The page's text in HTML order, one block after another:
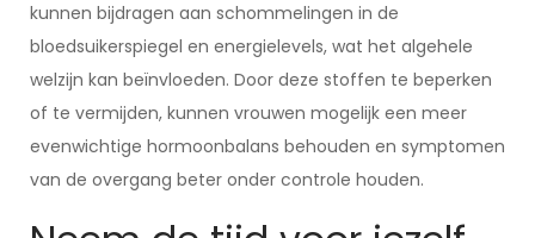
kunnen bijdragen aan schommelingen in de
bloedsuikerspiegel en energielevels, wat het algehele
welzijn kan beïnvloeden. Door deze stoffen te beperken
of te vermijden, kunnen vrouwen mogelijk een meer
evenwichtige hormoonbalans behouden en symptomen
van de overgang beter onder controle houden.